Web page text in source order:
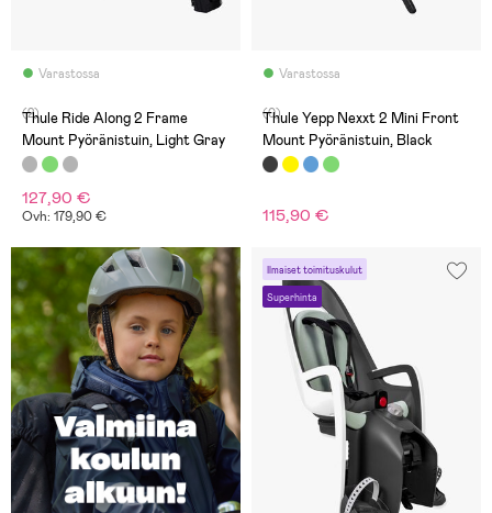
Varastossa
(2)
Thule Ride Along 2 Frame
Mount Pyöränistuin, Light Gray
127,90 €
Ovh: 179,90 €
Varastossa
(0)
Thule Yepp Nexxt 2 Mini Front
Mount Pyöränistuin, Black
115,90 €
Ilmaiset toimituskulut
Superhinta